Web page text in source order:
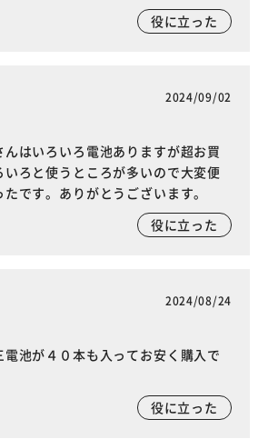
役に立った
2024/09/02
はいろいろ電池ありますが超お買
いろと使うところが多いので大変便
です。ありがとうございます。
役に立った
2024/08/24
電池が４０本も入ってお安く購入で
役に立った